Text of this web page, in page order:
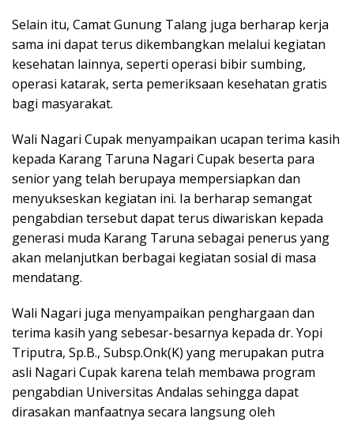
Selain itu, Camat Gunung Talang juga berharap kerja
sama ini dapat terus dikembangkan melalui kegiatan
kesehatan lainnya, seperti operasi bibir sumbing,
operasi katarak, serta pemeriksaan kesehatan gratis
bagi masyarakat.
Wali Nagari Cupak menyampaikan ucapan terima kasih
kepada Karang Taruna Nagari Cupak beserta para
senior yang telah berupaya mempersiapkan dan
menyukseskan kegiatan ini. Ia berharap semangat
pengabdian tersebut dapat terus diwariskan kepada
generasi muda Karang Taruna sebagai penerus yang
akan melanjutkan berbagai kegiatan sosial di masa
mendatang.
Wali Nagari juga menyampaikan penghargaan dan
terima kasih yang sebesar-besarnya kepada dr. Yopi
Triputra, Sp.B., Subsp.Onk(K) yang merupakan putra
asli Nagari Cupak karena telah membawa program
pengabdian Universitas Andalas sehingga dapat
dirasakan manfaatnya secara langsung oleh